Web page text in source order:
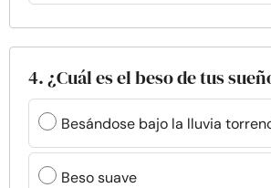
4. ¿Cuál es el beso de tus
Besándose bajo la lluvia
Beso suave